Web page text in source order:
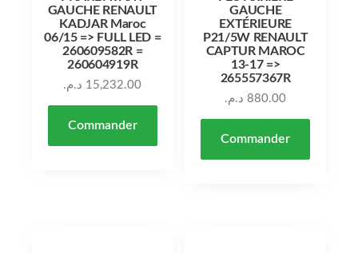
GAUCHE RENAULT
KADJAR Maroc
06/15 => FULL LED =
260609582R =
260604919R
15,232.00 د.م.
Commander
GAUCHE
EXTÉRIEURE
P21/5W RENAULT
CAPTUR MAROC
13-17 =>
265557367R
880.00 د.م.
Commander